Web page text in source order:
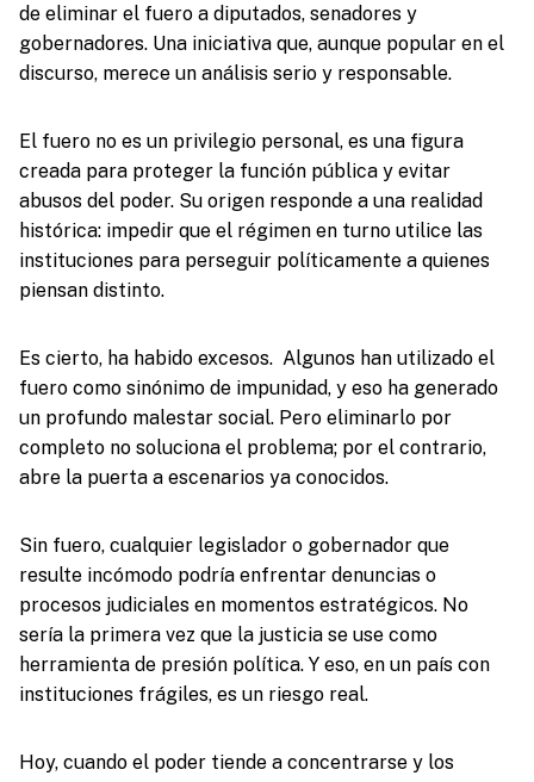
de eliminar el fuero a diputados, senadores y
gobernadores. Una iniciativa que, aunque popular en el
discurso, merece un análisis serio y responsable.
El fuero no es un privilegio personal, es una figura
creada para proteger la función pública y evitar
abusos del poder. Su origen responde a una realidad
histórica: impedir que el régimen en turno utilice las
instituciones para perseguir políticamente a quienes
piensan distinto.
Es cierto, ha habido excesos. Algunos han utilizado el
fuero como sinónimo de impunidad, y eso ha generado
un profundo malestar social. Pero eliminarlo por
completo no soluciona el problema; por el contrario,
abre la puerta a escenarios ya conocidos.
Sin fuero, cualquier legislador o gobernador que
resulte incómodo podría enfrentar denuncias o
procesos judiciales en momentos estratégicos. No
sería la primera vez que la justicia se use como
herramienta de presión política. Y eso, en un país con
instituciones frágiles, es un riesgo real.
Hoy, cuando el poder tiende a concentrarse y los